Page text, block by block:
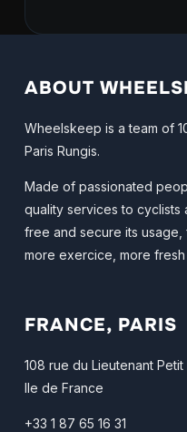
ABOUT
Wheelskeep is a team of
Paris Rungis.
Made of passionated
quality services to cyclists
free and secure its usage,
more exercice, more fresh
FRANCE, PARIS
108 rue du Lieutenant
Ile de France
+33 1 87 65 16 31